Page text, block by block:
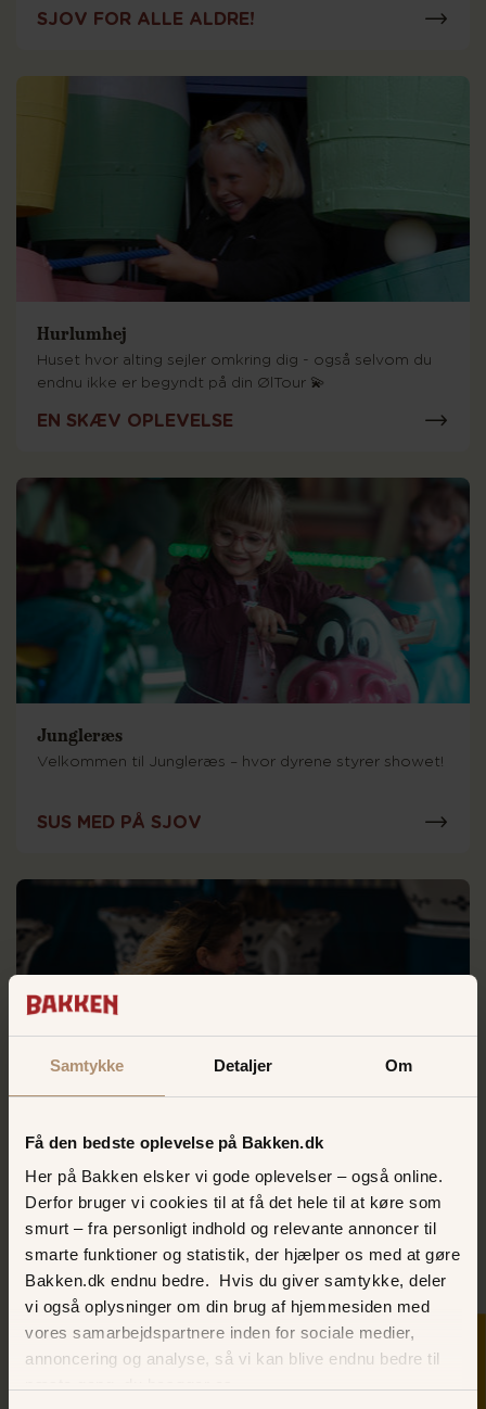
Samtykke Detaljer Om
Få den bedste oplevelse på Bakken.dk
Her på Bakken elsker vi gode oplevelser – også online.
Derfor bruger vi cookies til at få det hele til at køre som
smurt – fra personligt indhold og relevante annoncer til
smarte funktioner og statistik, der hjælper os med at gøre
Bakken.dk endnu bedre. Hvis du giver samtykke, deler
vi også oplysninger om din brug af hjemmesiden med
vores samarbejdspartnere inden for sociale medier,
annoncering og analyse, så vi kan blive endnu bedre til
SJOV FOR ALLE ALDRE!
Hurlumhej
Huset hvor alting sejler omkring dig - også selvom du
endnu ikke er begyndt på din ØlTour 💫
EN SKÆV OPLEVELSE
Jungleræs
Velkommen til Jungleræs – hvor dyrene styrer showet!
SUS MED PÅ SJOV
Kaffekopperne
Hvor hurtigt tør du snurre?
TAK FOR KAFFE!